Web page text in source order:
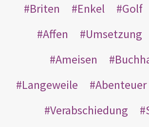
Briten
Enkel Golf
Affen
Umsetzung
Ameisen
Langeweile
Abenteuer
Verabschiedung